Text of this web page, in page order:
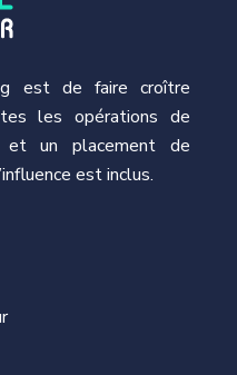
est de faire croître
les opérations de
et un placement de
est inclus.